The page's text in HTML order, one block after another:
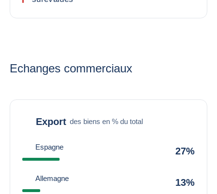
Echanges commerciaux
Export des biens en % du total
Espagne 27%
Allemagne 13%